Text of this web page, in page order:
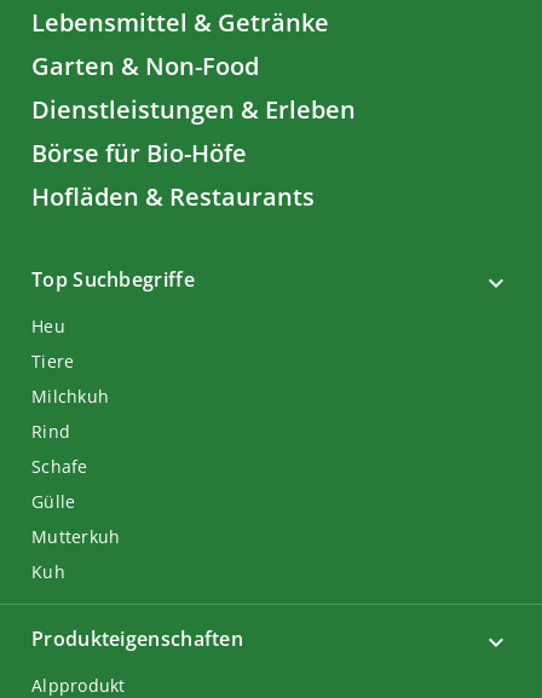
Lebensmittel & Getränke
Garten & Non-Food
Dienstleistungen & Erleben
Börse für Bio-Höfe
Hofläden & Restaurants
Top Suchbegriffe
Heu
Tiere
Milchkuh
Rind
Schafe
Gülle
Mutterkuh
Kuh
Produkteigenschaften
Alpprodukt